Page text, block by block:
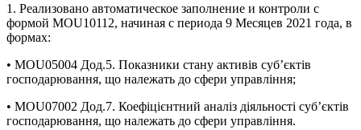
1. Реализовано автоматическое заполнение и контроли с
формой MOU10112, начиная с периода 9 Месяцев 2021 года, в
формах:
• MOU05004 Дод.5. Показники стану активів суб’єктів
господарювання, що належать до сфери управління;
• MOU07002 Дод.7. Коефіцієнтний аналіз діяльності суб’єктів
господарювання, що належать до сфери управління.